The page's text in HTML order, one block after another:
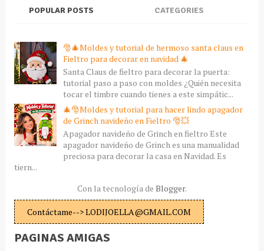
POPULAR POSTS CATEGORIES
🎅🎄Moldes y tutorial de hermoso santa claus en
Fieltro para decorar en navidad 🎄
Santa Claus de fieltro para decorar la puerta:
tutorial paso a paso con moldes ¿Quién necesita
tocar el timbre cuando tienes a este simpátic...
🎄🎅Moldes y tutorial para hacer lindo apagador
de Grinch navideño en Fieltro 🎅💥
Apagador navideño de Grinch en fieltro Este
apagador navideño de Grinch es una manualidad
preciosa para decorar la casa en Navidad. Es
tiern...
Con la tecnología de Blogger.
Contáctame--> LODIJOELLA@GMAIL.COM
PAGINAS AMIGAS